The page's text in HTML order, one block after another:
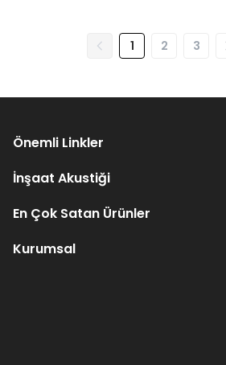
1 2 3
Önemli Linkler
İnşaat Akustiği
En Çok Satan Ürünler
Kurumsal